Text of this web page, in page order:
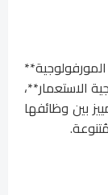
الاستعمار**،
بين وظائفها